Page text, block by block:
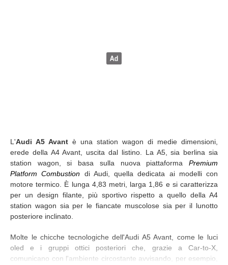
L'Audi A5 Avant è una station wagon di medie dimensioni,
erede della A4 Avant, uscita dal listino. La A5, sia berlina sia
station wagon, si basa sulla nuova piattaforma Premium
Platform Combustion di Audi, quella dedicata ai modelli con
motore termico. È lunga 4,83 metri, larga 1,86 e si caratterizza
per un design filante, più sportivo rispetto a quello della A4
station wagon sia per le fiancate muscolose sia per il lunotto
posteriore inclinato.
Molte le chicche tecnologiche dell'Audi A5 Avant, come le luci
oled e i gruppi ottici posteriori che, grazie a Car-to-X,
comunicano con l'ambiente circostante avvisando, per esempio,